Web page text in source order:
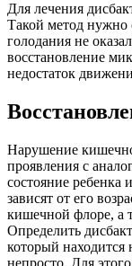
Для лечения
Такой метод нужно
голодания не
восстановление
недостаток
Нарушение
проявления с
состояние ребенка
зависят от его
кишечной флоре, а
Определить
который находится